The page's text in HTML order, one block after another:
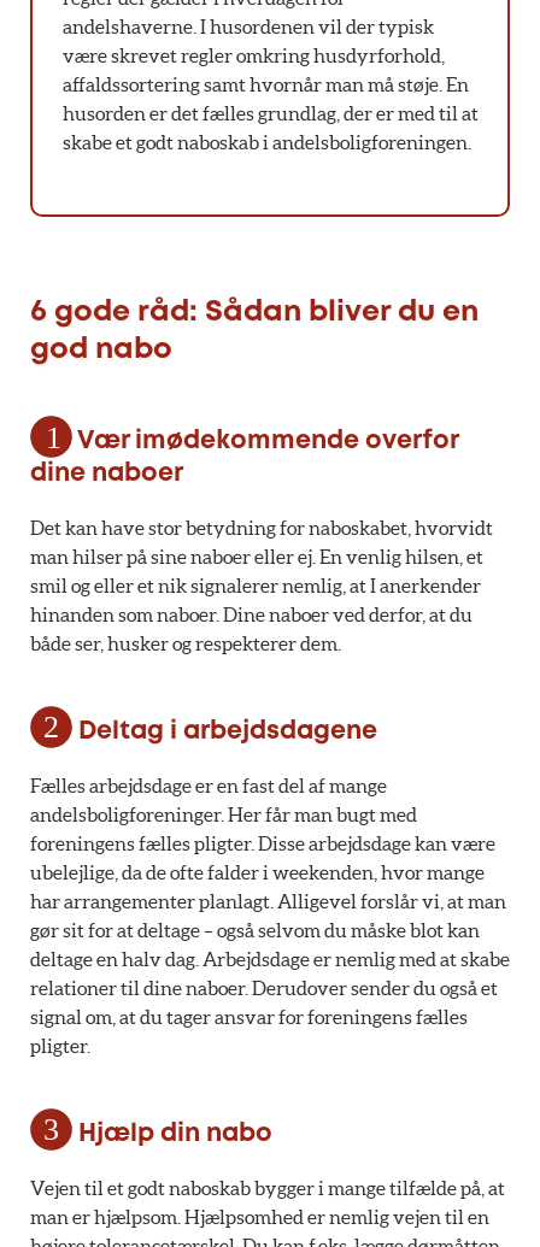
andelshaverne. I husordenen vil der typisk
være skrevet regler omkring husdyrforhold,
affaldssortering samt hvornår man må støje. En
husorden er det fælles grundlag, der er med til at
skabe et godt naboskab i andelsboligforeningen.
6 gode råd: Sådan bliver du en
god nabo
Vær imødekommende overfor
dine naboer
Det kan have stor betydning for naboskabet, hvorvidt
man hilser på sine naboer eller ej. En venlig hilsen, et
smil og eller et nik signalerer nemlig, at I anerkender
hinanden som naboer. Dine naboer ved derfor, at du
både ser, husker og respekterer dem.
Deltag i arbejdsdagene
Fælles arbejdsdage er en fast del af mange
andelsboligforeninger. Her får man bugt med
foreningens fælles pligter. Disse arbejdsdage kan være
ubelejlige, da de ofte falder i weekenden, hvor mange
har arrangementer planlagt. Alligevel forslår vi, at man
gør sit for at deltage – også selvom du måske blot kan
deltage en halv dag. Arbejdsdage er nemlig med at skabe
relationer til dine naboer. Derudover sender du også et
signal om, at du tager ansvar for foreningens fælles
pligter.
Hjælp din nabo
Vejen til et godt naboskab bygger i mange tilfælde på, at
man er hjælpsom. Hjælpsomhed er nemlig vejen til en